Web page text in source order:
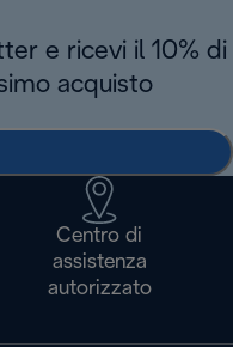
e ricevi il 10% di
acquisto
Centro di
assistenza
autorizzato